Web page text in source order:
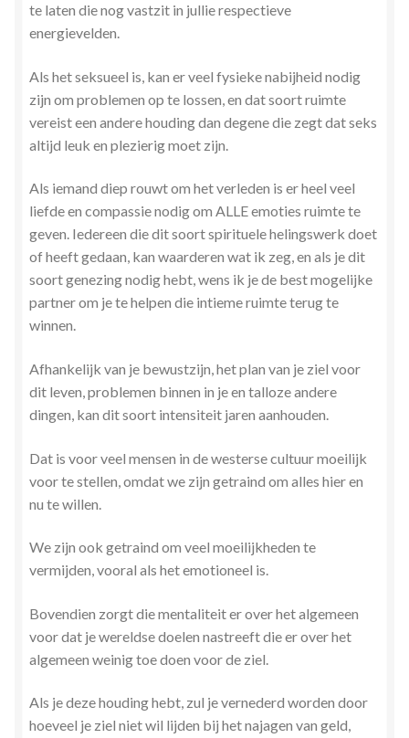
te laten die nog vastzit in jullie respectieve
energievelden.
Als het seksueel is, kan er veel fysieke nabijheid nodig
zijn om problemen op te lossen, en dat soort ruimte
vereist een andere houding dan degene die zegt dat seks
altijd leuk en plezierig moet zijn.
Als iemand diep rouwt om het verleden is er heel veel
liefde en compassie nodig om ALLE emoties ruimte te
geven. Iedereen die dit soort spirituele helingswerk doet
of heeft gedaan, kan waarderen wat ik zeg, en als je dit
soort genezing nodig hebt, wens ik je de best mogelijke
partner om je te helpen die intieme ruimte terug te
winnen.
Afhankelijk van je bewustzijn, het plan van je ziel voor
dit leven, problemen binnen in je en talloze andere
dingen, kan dit soort intensiteit jaren aanhouden.
Dat is voor veel mensen in de westerse cultuur moeilijk
voor te stellen, omdat we zijn getraind om alles hier en
nu te willen.
We zijn ook getraind om veel moeilijkheden te
vermijden, vooral als het emotioneel is.
Bovendien zorgt die mentaliteit er over het algemeen
voor dat je wereldse doelen nastreeft die er over het
algemeen weinig toe doen voor de ziel.
Als je deze houding hebt, zul je vernederd worden door
hoeveel je ziel niet wil lijden bij het najagen van geld,